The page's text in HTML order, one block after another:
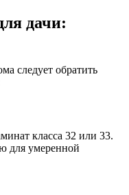
дачи:
следует обратить
класса 32 или 33.
для умеренной